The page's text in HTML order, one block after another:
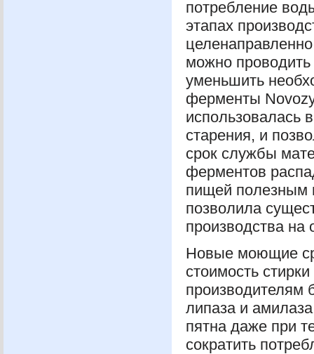
потребление
этапах
можно проводить
уменьшить
ферменты
использовалась
старения, и
срок службы
ферментов
пищей полезным
позволила
производства
Новые моющие
стоимость
производителям
липаза и
пятна даже при
сократить